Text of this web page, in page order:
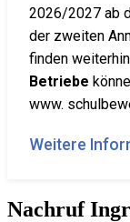
2026/2027 ab
der zweiten
finden
Betriebe
www.
Weitere
Nachruf